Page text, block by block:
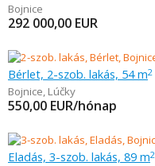
Bojnice
292 000,00 EUR
Bérlet, 2-szob. lakás, 54 m2
Bojnice, Lúčky
550,00 EUR/hónap
Eladás, 3-szob. lakás, 89 m2